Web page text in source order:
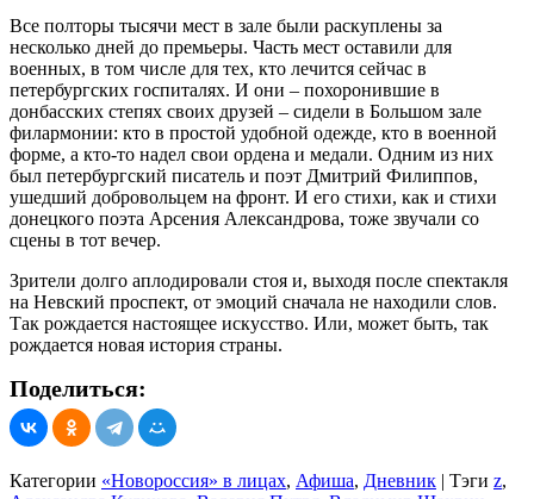
Все полторы тысячи мест в зале были раскуплены за
несколько дней до премьеры. Часть мест оставили для
военных, в том числе для тех, кто лечится сейчас в
петербургских госпиталях. И они – похоронившие в
донбасских степях своих друзей – сидели в Большом зале
филармонии: кто в простой удобной одежде, кто в военной
форме, а кто-то надел свои ордена и медали. Одним из них
был петербургский писатель и поэт Дмитрий Филиппов,
ушедший добровольцем на фронт. И его стихи, как и стихи
донецкого поэта Арсения Александрова, тоже звучали со
сцены в тот вечер.
Зрители долго аплодировали стоя и, выходя после спектакля
на Невский проспект, от эмоций сначала не находили слов.
Так рождается настоящее искусство. Или, может быть, так
рождается новая история страны.
Поделиться:
Категории «Новороссия» в лицах, Афиша, Дневник | Тэги z,